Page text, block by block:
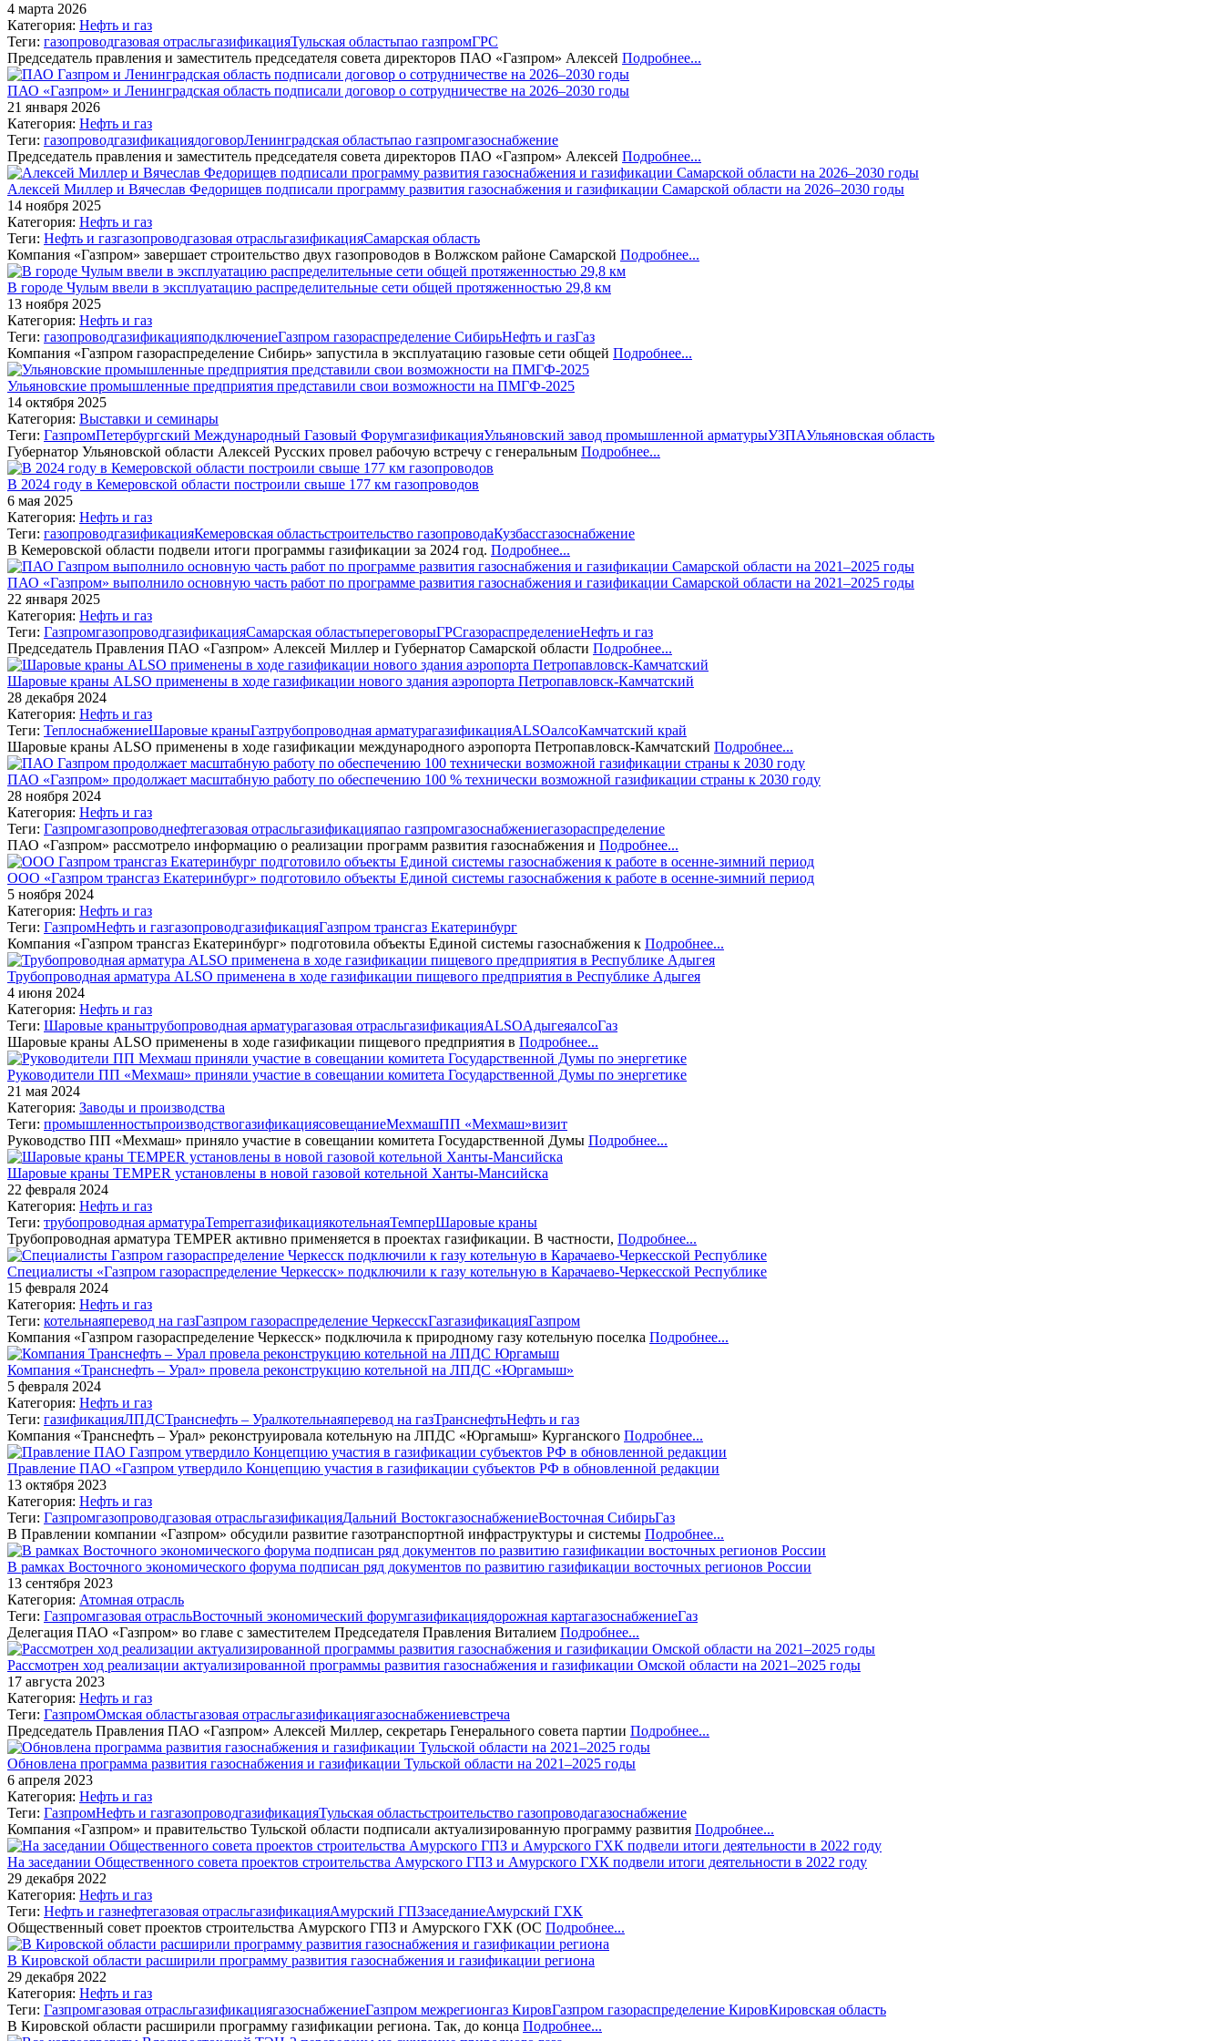
4 марта 2026
Категория: Нефть и газ
Теги: газопроводгазовая отрасльгазификацияТульская областьпао газпромГРС
Председатель правления и заместитель председателя совета директоров ПАО «Газпром» Алексей Подробнее...
ПАО «Газпром» и Ленинградская область подписали договор о сотрудничестве на 2026–2030 годы
21 января 2026
Категория: Нефть и газ
Теги: газопроводгазификациядоговорЛенинградская областьпао газпромгазоснабжение
Председатель правления и заместитель председателя совета директоров ПАО «Газпром» Алексей Подробнее...
Алексей Миллер и Вячеслав Федорищев подписали программу развития газоснабжения и газификации Самарской области на 2026–2030 годы
14 ноября 2025
Категория: Нефть и газ
Теги: Нефть и газгазопроводгазовая отрасльгазификацияСамарская область
Компания «Газпром» завершает строительство двух газопроводов в Волжском районе Самарской Подробнее...
В городе Чулым ввели в эксплуатацию распределительные сети общей протяженностью 29,8 км
13 ноября 2025
Категория: Нефть и газ
Теги: газопроводгазификацияподключениеГазпром газораспределение СибирьНефть и газГаз
Компания «Газпром газораспределение Сибирь» запустила в эксплуатацию газовые сети общей Подробнее...
Ульяновские промышленные предприятия представили свои возможности на ПМГФ-2025
14 октября 2025
Категория: Выставки и семинары
Теги: ГазпромПетербургский Международный Газовый ФорумгазификацияУльяновский завод промышленной арматурыУЗПАУльяновская область
Губернатор Ульяновской области Алексей Русских провел рабочую встречу с генеральным Подробнее...
В 2024 году в Кемеровской области построили свыше 177 км газопроводов
6 мая 2025
Категория: Нефть и газ
Теги: газопроводгазификацияКемеровская областьстроительство газопроводаКузбассгазоснабжение
В Кемеровской области подвели итоги программы газификации за 2024 год. Подробнее...
ПАО «Газпром» выполнило основную часть работ по программе развития газоснабжения и газификации Самарской области на 2021–2025 годы
22 января 2025
Категория: Нефть и газ
Теги: ГазпромгазопроводгазификацияСамарская областьпереговорыГРСгазораспределениеНефть и газ
Председатель Правления ПАО «Газпром» Алексей Миллер и Губернатор Самарской области Подробнее...
Шаровые краны ALSO применены в ходе газификации нового здания аэропорта Петропавловск-Камчатский
28 декабря 2024
Категория: Нефть и газ
Теги: ТеплоснабжениеШаровые краныГазтрубопроводная арматурагазификацияALSOалсоКамчатский край
Шаровые краны ALSO применены в ходе газификации международного аэропорта Петропавловск-Камчатский Подробнее...
ПАО «Газпром» продолжает масштабную работу по обеспечению 100 % технически возможной газификации страны к 2030 году
28 ноября 2024
Категория: Нефть и газ
Теги: Газпромгазопроводнефтегазовая отрасльгазификацияпао газпромгазоснабжениегазораспределение
ПАО «Газпром» рассмотрело информацию о реализации программ развития газоснабжения и Подробнее...
ООО «Газпром трансгаз Екатеринбург» подготовило объекты Единой системы газоснабжения к работе в осенне-зимний период
5 ноября 2024
Категория: Нефть и газ
Теги: ГазпромНефть и газгазопроводгазификацияГазпром трансгаз Екатеринбург
Компания «Газпром трансгаз Екатеринбург» подготовила объекты Единой системы газоснабжения к Подробнее...
Трубопроводная арматура ALSO применена в ходе газификации пищевого предприятия в Республике Адыгея
4 июня 2024
Категория: Нефть и газ
Теги: Шаровые кранытрубопроводная арматурагазовая отрасльгазификацияALSOАдыгеяалсоГаз
Шаровые краны ALSO применены в ходе газификации пищевого предприятия в Подробнее...
Руководители ПП «Мехмаш» приняли участие в совещании комитета Государственной Думы по энергетике
21 мая 2024
Категория: Заводы и производства
Теги: промышленностьпроизводствогазификациясовещаниеМехмашПП «Мехмаш»визит
Руководство ПП «Мехмаш» приняло участие в совещании комитета Государственной Думы Подробнее...
Шаровые краны ТEMPER установлены в новой газовой котельной Ханты-Мансийска
22 февраля 2024
Категория: Нефть и газ
Теги: трубопроводная арматураTemperгазификациякотельнаяТемперШаровые краны
Трубопроводная арматура ТEMPER активно применяется в проектах газификации. В частности, Подробнее...
Специалисты «Газпром газораспределение Черкесск» подключили к газу котельную в Карачаево-Черкесской Республике
15 февраля 2024
Категория: Нефть и газ
Теги: котельнаяперевод на газГазпром газораспределение ЧеркесскГазгазификацияГазпром
Компания «Газпром газораспределение Черкесск» подключила к природному газу котельную поселка Подробнее...
Компания «Транснефть – Урал» провела реконструкцию котельной на ЛПДС «Юргамыш»
5 февраля 2024
Категория: Нефть и газ
Теги: газификацияЛПДСТранснефть – Уралкотельнаяперевод на газТранснефтьНефть и газ
Компания «Транснефть – Урал» реконструировала котельную на ЛПДС «Юргамыш» Курганского Подробнее...
Правление ПАО «Газпром утвердило Концепцию участия в газификации субъектов РФ в обновленной редакции
13 октября 2023
Категория: Нефть и газ
Теги: Газпромгазопроводгазовая отрасльгазификацияДальний ВостокгазоснабжениеВосточная СибирьГаз
В Правлении компании «Газпром» обсудили развитие газотранспортной инфраструктуры и системы Подробнее...
В рамках Восточного экономического форума подписан ряд документов по развитию газификации восточных регионов России
13 сентября 2023
Категория: Атомная отрасль
Теги: Газпромгазовая отрасльВосточный экономический форумгазификациядорожная картагазоснабжениеГаз
Делегация ПАО «Газпром» во главе с заместителем Председателя Правления Виталием Подробнее...
Рассмотрен ход реализации актуализированной программы развития газоснабжения и газификации Омской области на 2021–2025 годы
17 августа 2023
Категория: Нефть и газ
Теги: ГазпромОмская областьгазовая отрасльгазификациягазоснабжениевстреча
Председатель Правления ПАО «Газпром» Алексей Миллер, секретарь Генерального совета партии Подробнее...
Обновлена программа развития газоснабжения и газификации Тульской области на 2021–2025 годы
6 апреля 2023
Категория: Нефть и газ
Теги: ГазпромНефть и газгазопроводгазификацияТульская областьстроительство газопроводагазоснабжение
Компания «Газпром» и правительство Тульской области подписали актуализированную программу развития Подробнее...
На заседании Общественного совета проектов строительства Амурского ГПЗ и Амурского ГХК подвели итоги деятельности в 2022 году
29 декабря 2022
Категория: Нефть и газ
Теги: Нефть и газнефтегазовая отрасльгазификацияАмурский ГПЗзаседаниеАмурский ГХК
Общественный совет проектов строительства Амурского ГПЗ и Амурского ГХК (ОС Подробнее...
В Кировской области расширили программу развития газоснабжения и газификации региона
29 декабря 2022
Категория: Нефть и газ
Теги: Газпромгазовая отрасльгазификациягазоснабжениеГазпром межрегионгаз КировГазпром газораспределение КировКировская область
В Кировской области расширили программу газификации региона. Так, до конца Подробнее...